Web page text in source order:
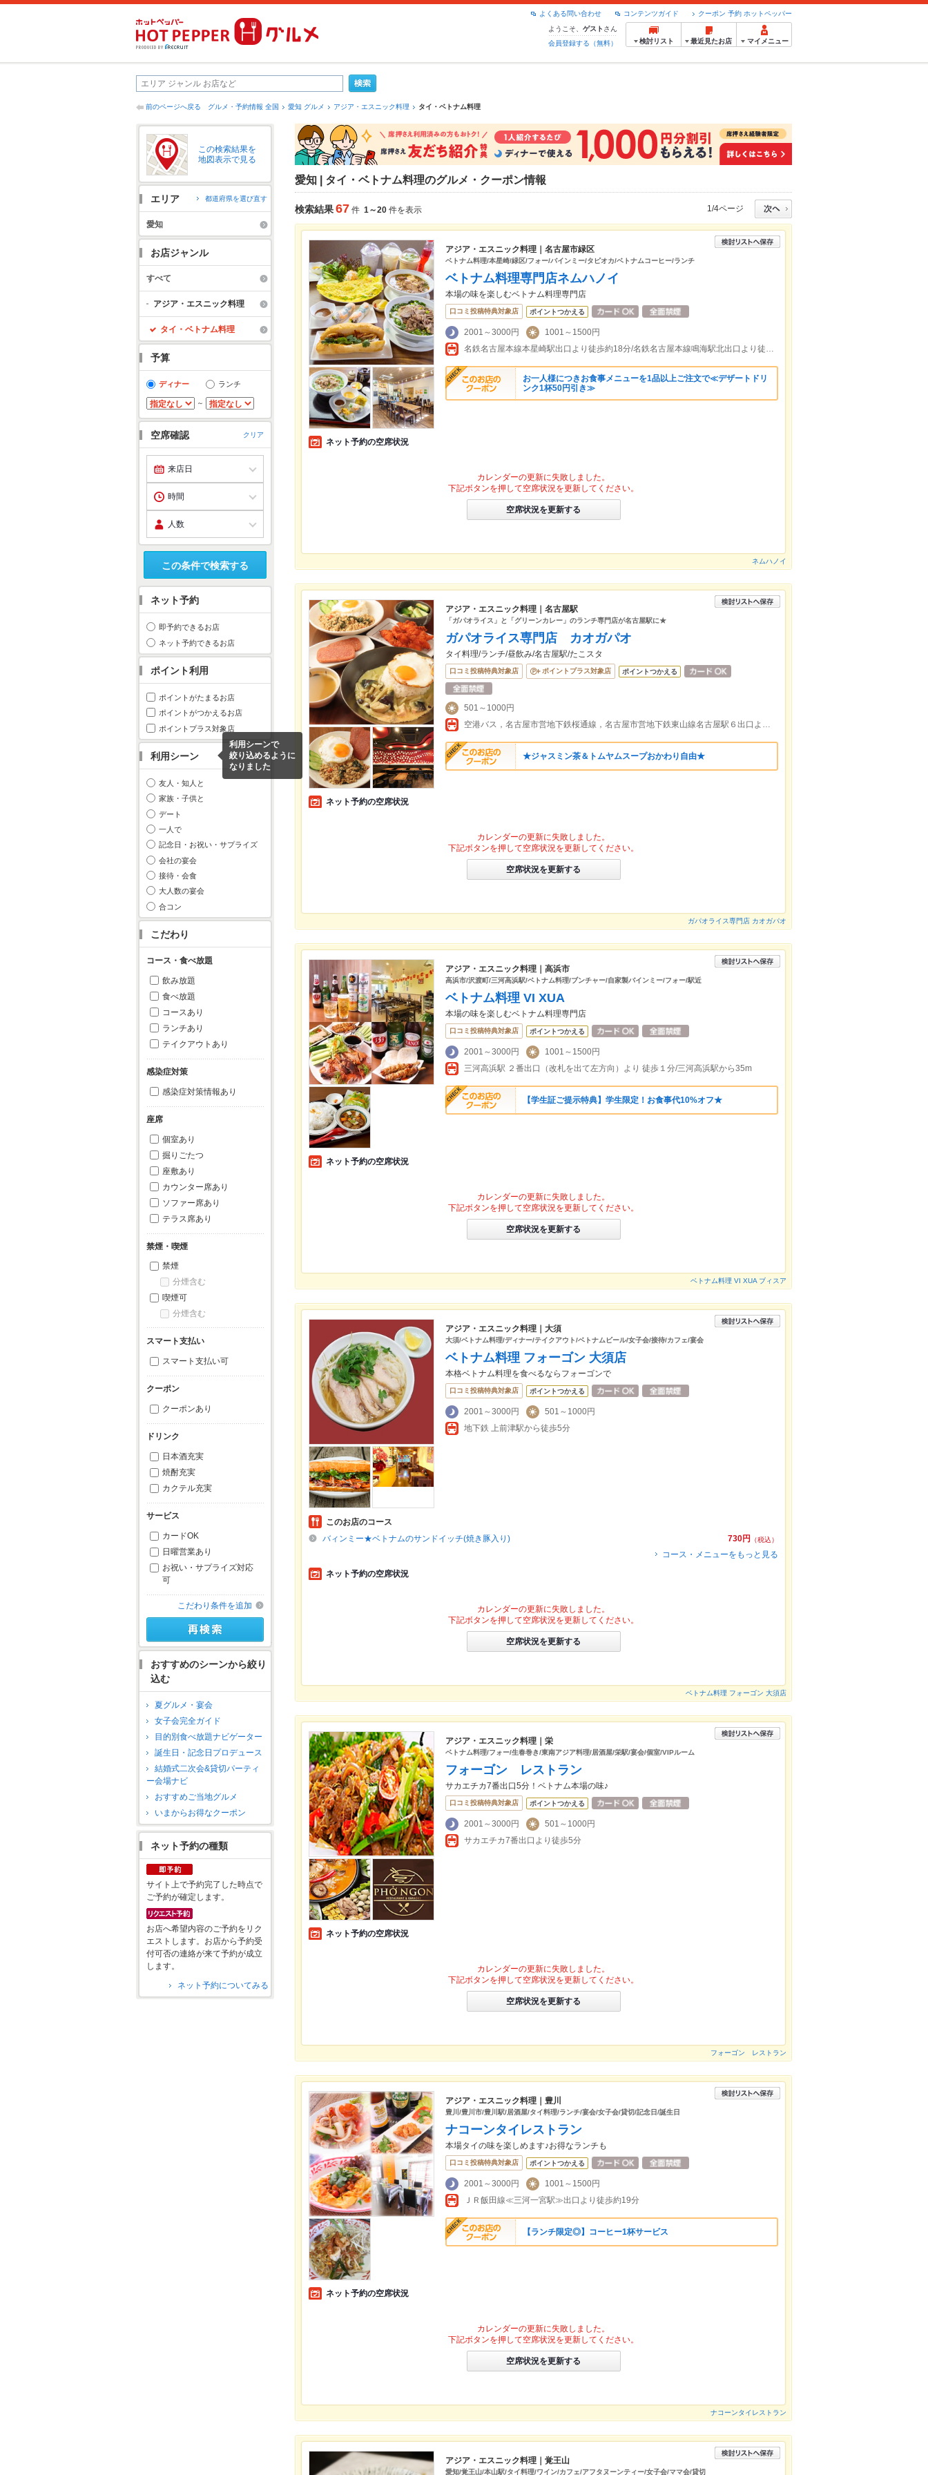
クーポン 予約 ホットペッパー
コンテンツガイド
よくある問い合わせ
ようこそ、 ゲスト さん
会員登録する（無料）
検討リスト 最近見たお店 マイメニュー
前のページへ戻る グルメ・予約情報 全国 愛知 グルメ アジア・エスニック料理 タイ・ベトナム料理
この検索結果を
地図表示で見る
エリア 都道府県を選び直す
愛知
お店ジャンル
すべて
アジア・エスニック料理
タイ・ベトナム料理
予算
ディナー ランチ
～
空席確認 クリア
この条件で検索する
ネット予約
即予約できるお店
ネット予約できるお店
ポイント利用
ポイントがたまるお店
ポイントがつかえるお店
ポイントプラス対象店
利用シーン
利用シーンで
絞り込めるように
なりました
友人・知人と
家族・子供と
デート
一人で
記念日・お祝い・サプライズ
会社の宴会
接待・会食
大人数の宴会
合コン
こだわり
コース・食べ放題
飲み放題
食べ放題
コースあり
ランチあり
テイクアウトあり
感染症対策
感染症対策情報あり
座席
個室あり
掘りごたつ
座敷あり
カウンター席あり
ソファー席あり
テラス席あり
禁煙・喫煙
禁煙
分煙含む
喫煙可
分煙含む
スマート支払い
スマート支払い可
クーポン
クーポンあり
ドリンク
日本酒充実
焼酎充実
カクテル充実
サービス
カードOK
日曜営業あり
お祝い・サプライズ対応
可
こだわり条件を追加
おすすめのシーンから絞り
込む
夏グルメ・宴会
女子会完全ガイド
目的別食べ放題ナビゲーター
誕生日・記念日プロデュース
結婚式二次会&貸切パーティ
ー会場ナビ
おすすめご当地グルメ
いまからお得なクーポン
ネット予約の種類
サイト上で予約完了した時点で
ご予約が確定します。
お店へ希望内容のご予約をリク
エストします。お店から予約受
付可否の連絡が来て予約が成立
します。
ネット予約についてみる
愛知 | タイ・ベトナム料理のグルメ・クーポン情報
検索結果67 件 1～20 件を表示 1/4ページ
アジア・エスニック料理｜名古屋市緑区
ベトナム料理/本星崎/緑区/フォー/バインミー/タピオカ/ベトナムコーヒー/ランチ
ベトナム料理専門店ネムハノイ
本場の味を楽しむベトナム料理専門店
口コミ投稿特典対象店 ポイントつかえる
2001～3000円
1001～1500円
名鉄名古屋本線本星崎駅出口より徒歩約18分/名鉄名古屋本線鳴海駅北出口より徒歩約19分
お一人様につきお食事メニューを1品以上ご注文で≪デザートドリ
ンク1杯50円引き≫
ネット予約の空席状況
カレンダーの更新に失敗しました。
下記ボタンを押して空席状況を更新してください。
空席状況を更新する
ネムハノイ
アジア・エスニック料理｜名古屋駅
「ガパオライス」と「グリーンカレー」のランチ専門店が名古屋駅に★
ガパオライス専門店 カオガパオ
タイ料理/ランチ/昼飲み/名古屋駅/たこスタ
口コミ投稿特典対象店 ポイントプラス対象店 ポイントつかえる
501～1000円
空港バス，名古屋市営地下鉄桜通線，名古屋市営地下鉄東山線名古屋駅６出口より徒歩約5分
★ジャスミン茶＆トムヤムスープおかわり自由★
ネット予約の空席状況
カレンダーの更新に失敗しました。
下記ボタンを押して空席状況を更新してください。
空席状況を更新する
ガパオライス専門店 カオガパオ
アジア・エスニック料理｜高浜市
高浜市/沢渡町/三河高浜駅/ベトナム料理/ブンチャー/自家製バインミー/フォー/駅近
ベトナム料理 VI XUA
本場の味を楽しむベトナム料理専門店
口コミ投稿特典対象店 ポイントつかえる
2001～3000円
1001～1500円
三河高浜駅 ２番出口（改札を出て左方向）より 徒歩１分/三河高浜駅から35m
【学生証ご提示特典】学生限定！お食事代10%オフ★
ネット予約の空席状況
カレンダーの更新に失敗しました。
下記ボタンを押して空席状況を更新してください。
空席状況を更新する
ベトナム料理 VI XUA ブィスア
アジア・エスニック料理｜大須
大須/ベトナム料理/ディナー/テイクアウト/ベトナムビール/女子会/接待/カフェ/宴会
ベトナム料理 フォーゴン 大須店
本格ベトナム料理を食べるならフォーゴンで
口コミ投稿特典対象店 ポイントつかえる
2001～3000円
501～1000円
地下鉄 上前津駅から徒歩5分
このお店のコース
730円
（税込）
バィンミー★ベトナムのサンドイッチ(焼き豚入り)
コース・メニューをもっと見る
ネット予約の空席状況
カレンダーの更新に失敗しました。
下記ボタンを押して空席状況を更新してください。
空席状況を更新する
ベトナム料理 フォーゴン 大須店
アジア・エスニック料理｜栄
ベトナム料理/フォー/生春巻き/東南アジア料理/居酒屋/栄駅/宴会/個室/VIPルーム
フォーゴン レストラン
サカエチカ7番出口5分！ベトナム本場の味♪
口コミ投稿特典対象店 ポイントつかえる
2001～3000円
501～1000円
サカエチカ7番出口より徒歩5分
ネット予約の空席状況
カレンダーの更新に失敗しました。
下記ボタンを押して空席状況を更新してください。
空席状況を更新する
フォーゴン レストラン
アジア・エスニック料理｜豊川
豊川/豊川市/豊川駅/居酒屋/タイ料理/ランチ/宴会/女子会/貸切/記念日/誕生日
ナコーンタイレストラン
本場タイの味を楽しめます♪お得なランチも
口コミ投稿特典対象店 ポイントつかえる
2001～3000円
1001～1500円
ＪＲ飯田線≪三河一宮駅≫出口より徒歩約19分
【ランチ限定◎】コーヒー1杯サービス
ネット予約の空席状況
カレンダーの更新に失敗しました。
下記ボタンを押して空席状況を更新してください。
空席状況を更新する
ナコーンタイレストラン
アジア・エスニック料理｜覚王山
愛知/覚王山/本山駅/タイ料理/ワイン/カフェ/アフタヌーンティー/女子会/ママ会/貸切